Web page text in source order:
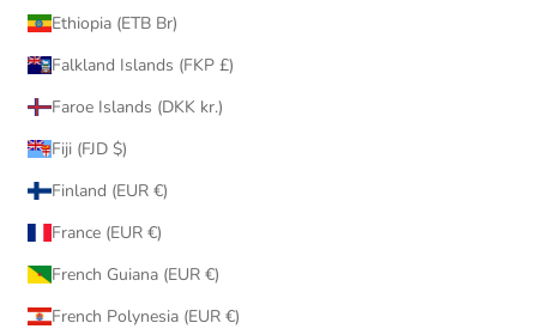
Ethiopia (ETB Br)
Falkland Islands (FKP £)
Faroe Islands (DKK kr.)
Fiji (FJD $)
Finland (EUR €)
France (EUR €)
French Guiana (EUR €)
French Polynesia (EUR €)